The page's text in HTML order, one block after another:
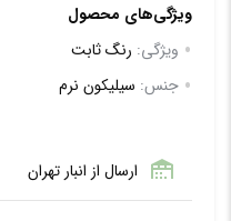
ویژگی‌های محصول
ویژگی: رنگ ثابت
جنس: سیلیکون نرم
ارسال از انبار تهران